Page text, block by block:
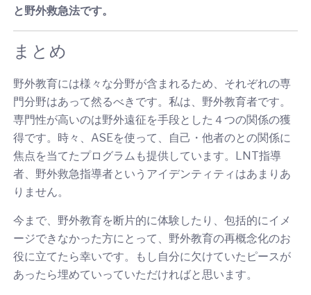
と野外救急法です。
まとめ
野外教育には様々な分野が含まれるため、それぞれの専
門分野はあって然るべきです。私は、野外教育者です。
専門性が高いのは野外遠征を手段とした４つの関係の獲
得です。時々、ASEを使って、自己・他者のとの関係に
焦点を当てたプログラムも提供しています。LNT指導
者、野外救急指導者というアイデンティティはあまりあ
りません。
今まで、野外教育を断片的に体験したり、包括的にイメ
ージできなかった方にとって、野外教育の再概念化のお
役に立てたら幸いです。もし自分に欠けていたピースが
あったら埋めていっていただければと思います。